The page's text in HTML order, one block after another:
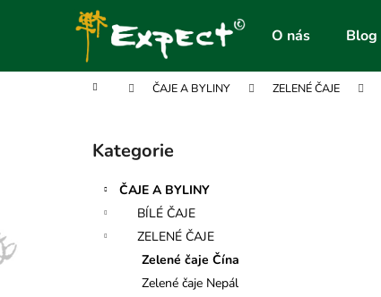
O nás Blog
Domů ČAJE A BYLINY ZELENÉ ČAJE
Přeskočit
kategorie
Kategorie
ČAJE A BYLINY
BÍLÉ ČAJE
ZELENÉ ČAJE
Zelené čaje Čína
Zelené čaje Nepál
í
Zpět
do
Zpět
do